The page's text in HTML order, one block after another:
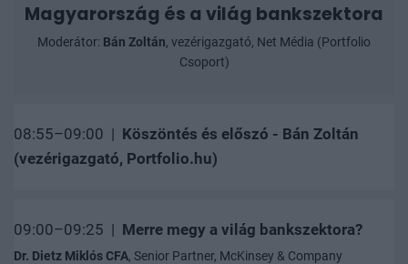
Magyarország és a világ bankszektora
Moderátor: Bán Zoltán, vezérigazgató, Net Média (Portfolio
Csoport)
08:55–09:00 | Köszöntés és előszó - Bán Zoltán
(vezérigazgató, Portfolio.hu)
09:00–09:25 | Merre megy a világ bankszektora?
Dr. Dietz Miklós CFA, Senior Partner, McKinsey & Company